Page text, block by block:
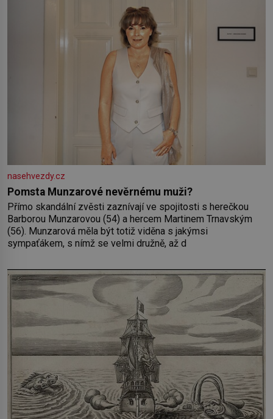
nasehvezdy.cz
Pomsta Munzarové nevěrnému muži?
Přímo skandální zvěsti zaznívají ve spojitosti s herečkou
Barborou Munzarovou (54) a hercem Martinem Trnavským
(56). Munzarová měla být totiž viděna s jakýmsi
sympaťákem, s nímž se velmi družně, až d